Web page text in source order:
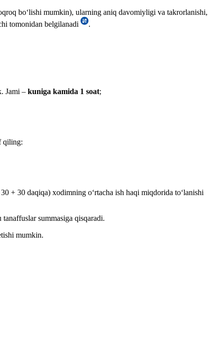
boʻlishi mumkin), ularning aniq davomiyligi va takrorlanishi,
tomonidan belgilanadi
.
Jami – kuniga kamida 1 soat;
qiling:
+ 30 daqiqa) хodimning oʻrtacha ish haqi miqdorida toʻlanishi
summasiga qisqaradi.
mumkin.